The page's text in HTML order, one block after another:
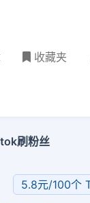
收藏夹
刷粉丝
5.8元/100个